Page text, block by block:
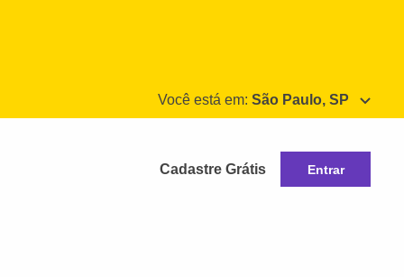
Você está em: São Paulo, SP
Cadastre Grátis Entrar